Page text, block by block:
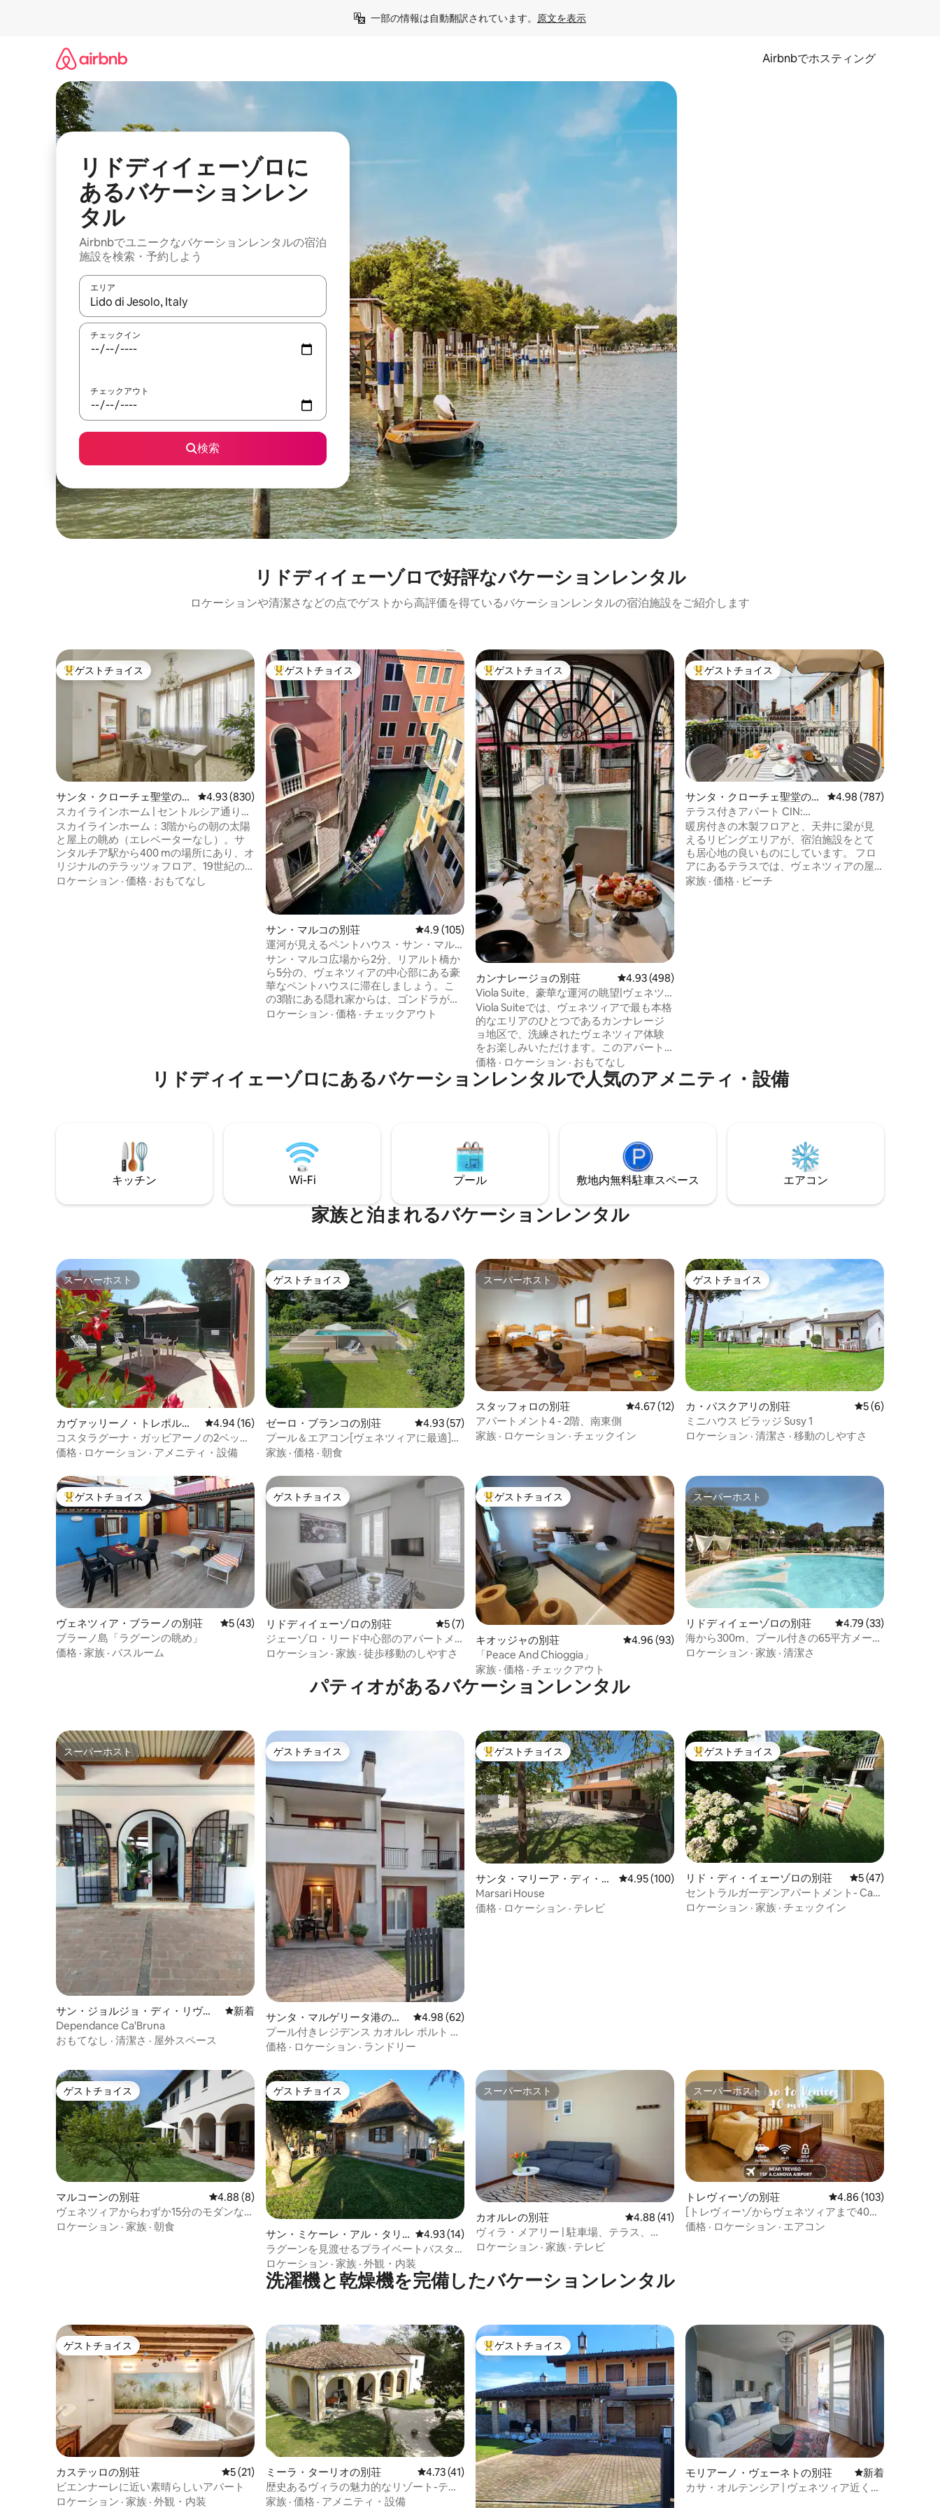
一部の情報は自動翻訳されています。 原文を表示
Airbnbでホスティング
リドディイェーゾロに
あるバケーションレン
タル
Airbnbでユニークなバケーションレンタルの宿泊
施設を検索・予約しよう
エリア
検索結果が表示されたら、上下の矢印キーを使って移動するか、画面をタッチまたはスワイプして検索結果を確認することができます。
チェックイン
チェックアウト
検索
リドディイェーゾロで好評なバケーションレンタル
ロケーションや清潔さなどの点でゲストから高評価を得ているバケーションレンタルの宿泊施設をご紹介します
大好評のゲストチョイスです。
ゲストチョイス
サンタ・クローチェ聖堂の別
荘
レビュー830件、5つ星中4.93つ星の平均評価
4.93 (830)
スカイラインホーム | セントルシア通り
400 m | 明るく静か
スカイラインホーム：3階からの朝の太陽
と屋上の眺め（エレベーターなし）。サ
ンタルチア駅から400 mの場所にあり、オ
リジナルのテラッツォフロア、19世紀の
家具、見事なムラーノガラスのシャンデ
ロケーション · 価格 · おもてなし
大好評のゲストチョイスです。
ゲストチョイス
サン・マルコの別荘 レビュー105件、5つ星中4.9つ星の平均評価
4.9 (105)
運河が見えるペントハウス・サン・マル
コ広場まで2分
サン・マルコ広場から2分、リアルト橋か
ら5分の、ヴェネツィアの中心部にある豪
華なペントハウスに滞在しましょう。こ
の3階にある隠れ家からは、ゴンドラがゆ
らゆらと通り過ぎる運河の景色が一望で
た設備の整ったキッチンなど、あらゆる
便利さが揃っています。高速Wi-Fi、55イ
ロケーション · 価格 · チェックアウト
大好評のゲストチョイスです。
ゲストチョイス
カンナレージョの別荘 レビュー498件、5つ星中4.93つ星の平均評価
4.93 (498)
Viola Suite、豪華な運河の眺望|ヴェネツ
ィア中心部
Viola Suiteでは、ヴェネツィアで最も本格
的なエリアのひとつであるカンナレージ
ョ地区で、洗練されたヴェネツィア体験
をお楽しみいただけます。このアパート
メントには、運河の景色が楽しめるダブ
ルベッドルームが2つ、シャワー付きのメ
インバスルーム、洗面台とトイレを備え
なガラス床。中心部にありながら静か
で、ヴァポレットの停留所や鉄道駅にも
近いロケーションです。
価格 · ロケーション · おもてなし
大好評のゲストチョイスです。
ゲストチョイス
サンタ・クローチェ聖堂の別
荘
レビュー787件、5つ星
4.98 (787)
テラス付きアパート CIN:
it027042c2pi2y3jfi
暖房付きの木製フロアと、天井に梁が見
えるリビングエリアが、宿泊施設をとて
も居心地の良いものにしています。 フロ
アにあるテラスでは、ヴェネツィアの屋
根の中で屋外でランチとディナーを楽し
家族 · 価格 · ビーチ
リドディイェーゾロにあるバケーションレンタルで人気のアメニティ・設備
キッチン Wi-Fi プール 敷地内無料駐⁠車ス⁠ペ⁠ー⁠ス エアコン
家族と泊まれるバケーションレンタル
スーパーホスト
スーパーホスト
カヴァッリーノ・トレポルテ
ィの別荘
レビュー16件、5つ星中4.94つ星の平均評価
4.94 (16)
コスタラグーナ・ガッビアーノの2ベッド
ルーム
価格 · ロケーション · アメニティ・設備
ゲストチョイス
ゲストチョイス
ゼーロ・ブランコの別荘 レビュー57件、5つ星中4.93つ星の平均評価
4.93 (57)
プール＆エアコン[ヴェネツィアに最適]ヴ
ィラジーナ
家族 · 価格 · 朝食
スーパーホスト
スーパーホスト
スタッフォロの別荘 レビュー12件、5つ星中4.67つ星の平均評価
4.67 (12)
アパートメント4 - 2階、南東側
家族 · ロケーション · チェックイン
ゲストチョイス
ゲストチョイス
カ・パスクアリの別荘 レビュー6件、5
5 (6)
ミニハウス ビラッジ Susy 1
ロケーション · 清潔さ · 移動のしやすさ
大好評のゲストチョイスです。
ゲストチョイス
ヴェネツィア・ブラーノの別荘 レビュー43件、5つ星中5つ星の平均評価
5 (43)
ブラーノ島「ラグーンの眺め」
価格 · 家族 · バスルーム
ゲストチョイス
ゲストチョイス
リドディイェーゾロの別荘 レビュー7件、5つ星中5つ星の平均評価
5 (7)
ジェーゾロ・リード中心部のアパートメ
ント
ロケーション · 家族 · 徒歩移動のしやすさ
大好評のゲストチョイスです。
ゲストチョイス
キオッジャの別荘 レビュー93件、5つ星中4.96つ星の平均評価
4.96 (93)
「Peace And Chioggia」
家族 · 価格 · チェックアウト
スーパーホスト
スーパーホスト
リドディイェーゾロの別荘 レビュー33件、5つ
4.79 (33)
海から300m、プール付きの65平方メート
ルの3ルームアパートメント
ロケーション · 家族 · 清潔さ
パティオがあるバケーションレンタル
スーパーホスト
スーパーホスト
サン・ジョルジョ・ディ・リヴェ
ンツァの別荘
新しい宿泊先
新着
Dependance Ca'Bruna
おもてなし · 清潔さ · 屋外スペース
ゲストチョイス
ゲストチョイス
サンタ・マルゲリータ港の別
荘
レビュー62件、5つ星中4.98つ星の平均評価
4.98 (62)
プール付きレジデンス カオルレ ポルト サ
ンタマルゲリータ
価格 · ロケーション · ランドリー
大好評のゲストチョイスです。
ゲストチョイス
サンタ・マリーア・ディ・サ
ーラの別荘
レビュー100件、5つ星中4.95つ星の平均評価
4.95 (100)
Marsari House
価格 · ロケーション · テレビ
大好評のゲストチョイスです。
ゲストチョイス
リド・ディ・イェーゾロの別荘 レビュー47件、5
5 (47)
セントラルガーデンアパートメント- Casa
Dandolo
ロケーション · 家族 · チェックイン
ゲストチョイス
ゲストチョイス
マルコーンの別荘 レビュー8件、5つ星中4.88つ星の平均評価
4.88 (8)
ヴェネツィアからわずか15分のモダンなア
パート
ロケーション · 家族 · 朝食
ゲストチョイス
ゲストチョイス
サン・ミケーレ・アル・タリ
アメントの別荘
レビュー14件、5つ星中4.93つ星の平均評価
4.93 (14)
ラグーンを見渡せるプライベートバスタ
ブ付きのロマンチックなカソーネ
ロケーション · 家族 · 外観・内装
スーパーホスト
スーパーホスト
カオルレの別荘 レビュー41件、5つ星中4.88つ星の平均評価
4.88 (41)
ヴィラ・メアリー | 駐車場、テラス、
Netflix
ロケーション · 家族 · テレビ
スーパーホスト
スーパーホスト
トレヴィーゾの別荘 レビュー103件、5つ
4.86 (103)
[トレヴィーゾからヴェネツィアまで40分]
無料駐車場 - 無料Wi-Fi
価格 · ロケーション · エアコン
洗濯機と乾燥機を完備したバケーションレンタル
ゲストチョイス
ゲストチョイス
カステッロの別荘 レビュー21件、5つ星中5つ星の平均評価
5 (21)
ビエンナーレに近い素晴らしいアパート
ロケーション · 家族 · 外観・内装
ミーラ・ターリオの別荘 レビュー41件、5つ星中4.73つ星の平均評価
4.73 (41)
歴史あるヴィラの魅力的なリゾート-ティ
リオ
家族 · 価格 · アメニティ・設備
大好評のゲストチョイスです。
ゲストチョイス
モリアーノ・ヴェーネトの別荘 新しい宿泊先
新着
カサ・オルテンシア | ヴェネツィア近くの